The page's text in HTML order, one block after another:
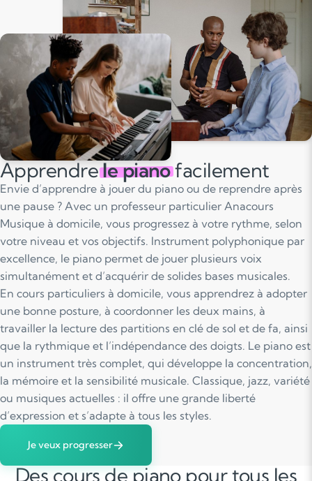
Apprendrele pianofacilement
Envie d’apprendre à jouer du piano ou de reprendre après
une pause ? Avec un professeur particulier Anacours
Musique à domicile, vous progressez à votre rythme, selon
votre niveau et vos objectifs. Instrument polyphonique par
excellence, le piano permet de jouer plusieurs voix
simultanément et d’acquérir de solides bases musicales.
En cours particuliers à domicile, vous apprendrez à adopter
une bonne posture, à coordonner les deux mains, à
travailler la lecture des partitions en clé de sol et de fa, ainsi
que la rythmique et l’indépendance des doigts. Le piano est
un instrument très complet, qui développe la concentration,
la mémoire et la sensibilité musicale. Classique, jazz, variété
ou musiques actuelles : il offre une grande liberté
d’expression et s’adapte à tous les styles.
Je veux progresser
Des cours de piano pour tous les